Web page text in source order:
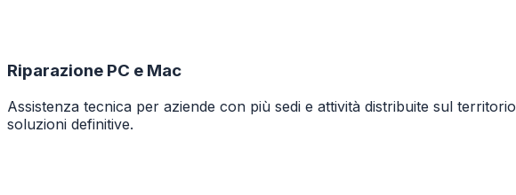
Riparazione PC e Mac
Assistenza tecnica per aziende con più sedi e attività distribuite sul
soluzioni definitive.